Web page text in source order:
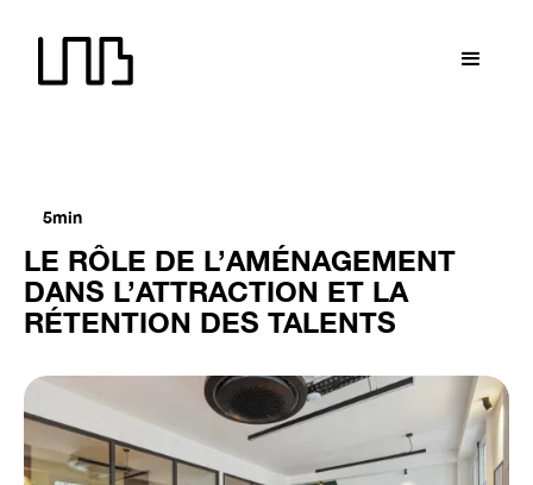
5min
LE RÔLE DE L’AMÉNAGEMENT
DANS L’ATTRACTION ET LA
RÉTENTION DES TALENTS